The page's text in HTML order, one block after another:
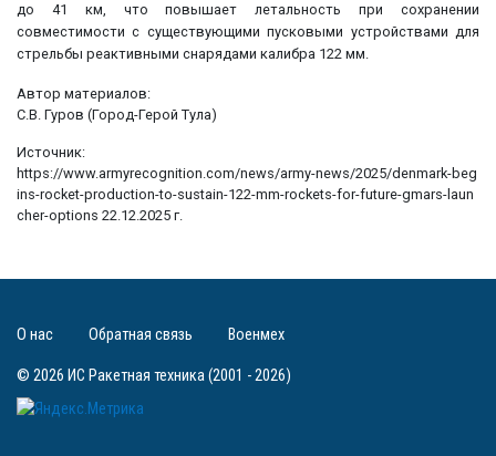
до 41 км, что повышает летальность при сохранении
совместимости с существующими пусковыми устройствами для
стрельбы реактивными снарядами калибра 122 мм.
Автор материалов:
С.В. Гуров (Город-Герой Тула)
Источник:
https://www.armyrecognition.com/news/army-news/2025/denmark-beg
ins-rocket-production-to-sustain-122-mm-rockets-for-future-gmars-laun
cher-options 22.12.2025 г.
© 2026 ИС Ракетная техника (2001 - 2026)
О нас Обратная связь Военмех